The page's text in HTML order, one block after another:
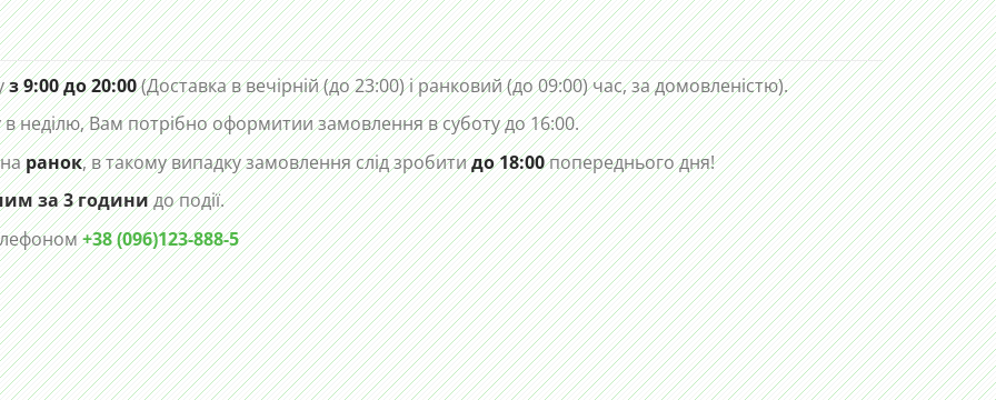
з 9:00 до 20:00(Доставка в вечірній (до 23:00) і ранковий (до 09:00) час, за домовленістю).
неділю, Вам потрібно оформитии замовлення в суботу до 16:00.
наранок, в такому випадку замовлення слід зробитидо 18:00попереднього дня!
за 3 годинидо події.
+38 (096)123-888-5